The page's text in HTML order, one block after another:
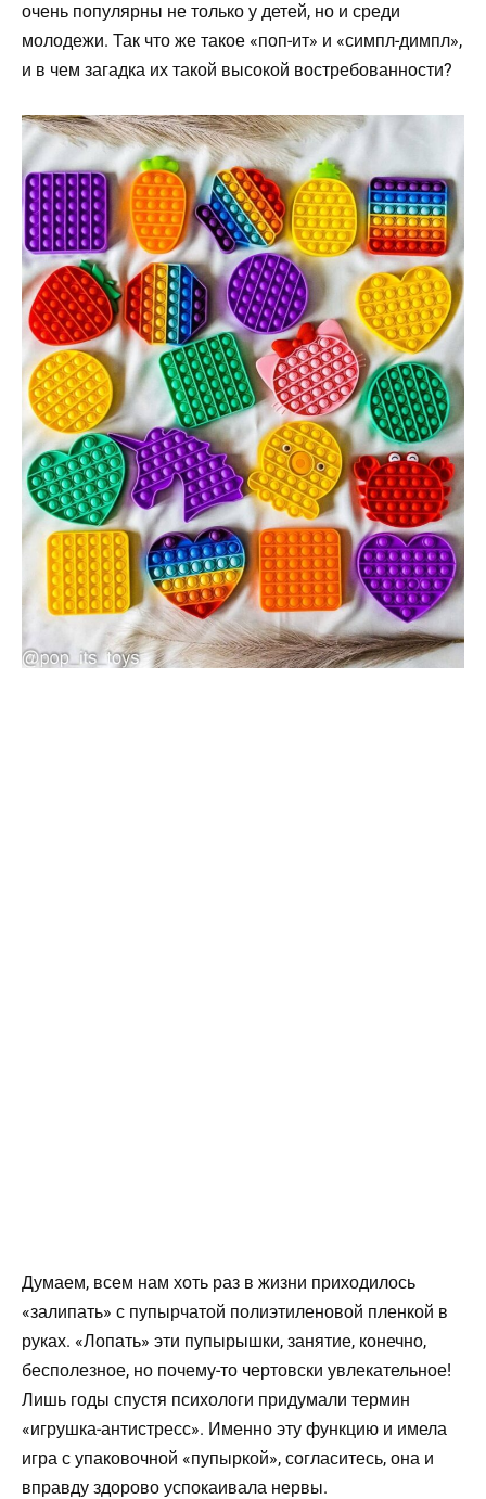
очень популярны не только у детей, но и среди
молодежи. Так что же такое «поп-ит» и «симпл-димпл»,
и в чем загадка их такой высокой востребованности?
Думаем, всем нам хоть раз в жизни приходилось
«залипать» с пупырчатой полиэтиленовой пленкой в
руках. «Лопать» эти пупырышки, занятие, конечно,
бесполезное, но почему-то чертовски увлекательное!
Лишь годы спустя психологи придумали термин
«игрушка-антистресс». Именно эту функцию и имела
игра с упаковочной «пупыркой», согласитесь, она и
вправду здорово успокаивала нервы.